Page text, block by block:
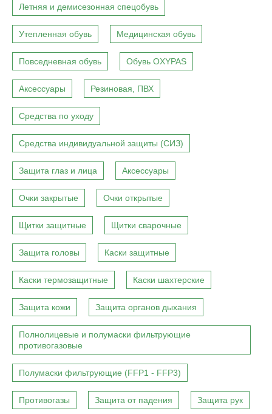
Летняя и демисезонная спецобувь
Утепленная обувь Медицинская обувь
Повседневная обувь Обувь OXYPAS
Аксессуары Резиновая, ПВХ
Средства по уходу
Средства индивидуальной защиты (СИЗ)
Защита глаз и лица Аксессуары
Очки закрытые Очки открытые
Щитки защитные Щитки сварочные
Защита головы Каски защитные
Каски термозащитные Каски шахтерские
Защита кожи Защита органов дыхания
Полнолицевые и полумаски фильтрующие
противогазовые
Полумаски фильтрующие (FFP1 - FFP3)
Противогазы Защита от падения Защита рук